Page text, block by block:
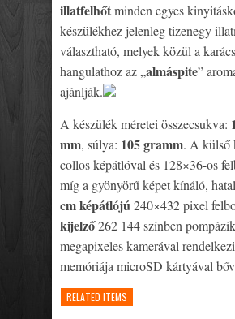
illatfelhőtminden egyes
készülékhez jelenleg tizenegy
választható, melyek közül a
hangulathoz az „almáspite”
ajánlják.
A készülék méretei összecsukva:
mm, súlya: 105 gramm. A külső
collos képátlóval és 128×36-os
míg a gyönyörű képet kínáló,
cm képátlójú240×432 pixel
kijelző262 144 színben
megapixeles kamerával
memóriája microSD kártyával
RELATED ITEMS